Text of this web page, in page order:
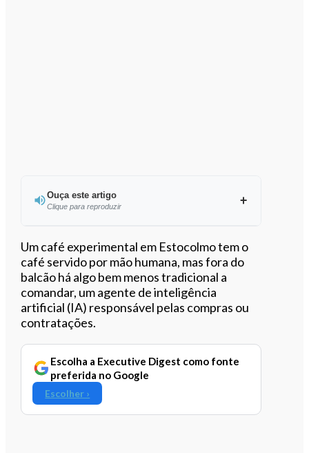
Ouça este artigo
Clique para reproduzir
Ouvir este artigo
Um café experimental em Estocolmo tem o
café servido por mão humana, mas fora do
balcão há algo bem menos tradicional a
comandar, um agente de inteligência
artificial (IA) responsável pelas compras ou
contratações.
Escolha a Executive Digest como fonte
preferida no Google
Escolher ›